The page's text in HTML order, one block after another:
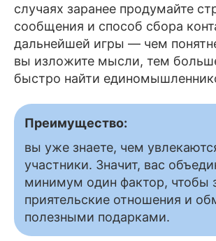
случаях заранее продумайте
сообщения и способ сбора
дальнейшей игры — чем
вы изложите мысли, тем
быстро найти
Преимущество:
вы уже знаете, чем
участники. Значит, вас
минимум один фактор, чтобы
приятельские отношения и
полезными подарками.